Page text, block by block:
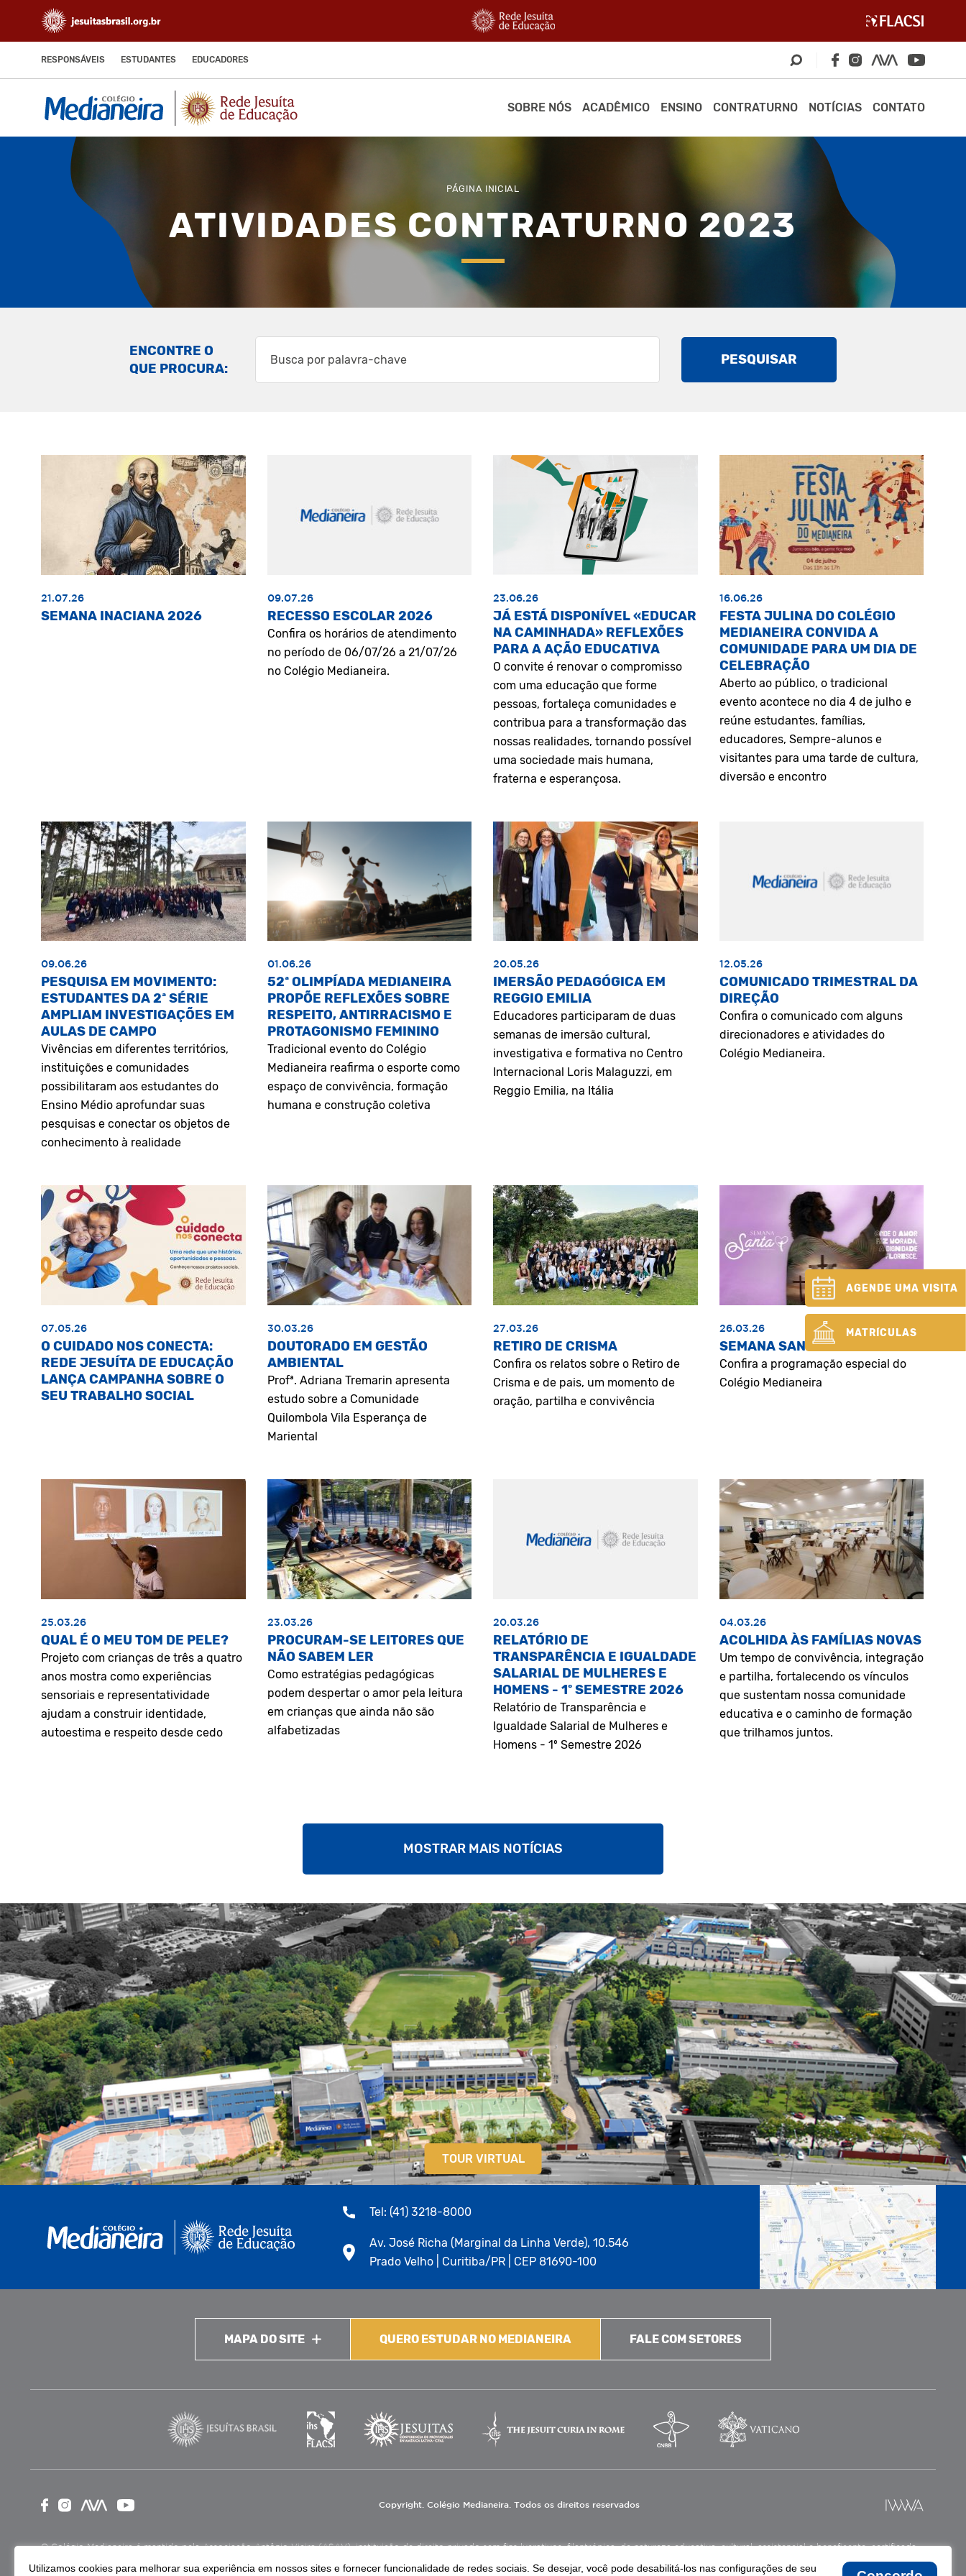
RESPONSÁVEIS ESTUDANTES EDUCADORES
SOBRE NÓS ACADÊMICO ENSINO CONTRATURNO NOTÍCIAS CONTATO
PÁGINA INICIAL
ATIVIDADES CONTRATURNO 2023
ENCONTRE O
QUE PROCURA:
PESQUISAR
21.07.26
SEMANA INACIANA 2026
09.07.26
RECESSO ESCOLAR 2026
Confira os horários de atendimento
no período de 06/07/26 a 21/07/26
no Colégio Medianeira.
23.06.26
JÁ ESTÁ DISPONÍVEL «EDUCAR
NA CAMINHADA» REFLEXÕES
PARA A AÇÃO EDUCATIVA
O convite é renovar o compromisso
com uma educação que forme
pessoas, fortaleça comunidades e
contribua para a transformação das
nossas realidades, tornando possível
uma sociedade mais humana,
fraterna e esperançosa.
16.06.26
FESTA JULINA DO COLÉGIO
MEDIANEIRA CONVIDA A
COMUNIDADE PARA UM DIA DE
CELEBRAÇÃO
Aberto ao público, o tradicional
evento acontece no dia 4 de julho e
reúne estudantes, famílias,
educadores, Sempre-alunos e
visitantes para uma tarde de cultura,
diversão e encontro
09.06.26
PESQUISA EM MOVIMENTO:
ESTUDANTES DA 2ª SÉRIE
AMPLIAM INVESTIGAÇÕES EM
AULAS DE CAMPO
Vivências em diferentes territórios,
instituições e comunidades
possibilitaram aos estudantes do
Ensino Médio aprofundar suas
pesquisas e conectar os objetos de
conhecimento à realidade
01.06.26
52ª OLIMPÍADA MEDIANEIRA
PROPÕE REFLEXÕES SOBRE
RESPEITO, ANTIRRACISMO E
PROTAGONISMO FEMININO
Tradicional evento do Colégio
Medianeira reafirma o esporte como
espaço de convivência, formação
humana e construção coletiva
20.05.26
IMERSÃO PEDAGÓGICA EM
REGGIO EMILIA
Educadores participaram de duas
semanas de imersão cultural,
investigativa e formativa no Centro
Internacional Loris Malaguzzi, em
Reggio Emilia, na Itália
12.05.26
COMUNICADO TRIMESTRAL DA
DIREÇÃO
Confira o comunicado com alguns
direcionadores e atividades do
Colégio Medianeira.
07.05.26
O CUIDADO NOS CONECTA:
REDE JESUÍTA DE EDUCAÇÃO
LANÇA CAMPANHA SOBRE O
SEU TRABALHO SOCIAL
30.03.26
DOUTORADO EM GESTÃO
AMBIENTAL
Profª. Adriana Tremarin apresenta
estudo sobre a Comunidade
Quilombola Vila Esperança de
Mariental
27.03.26
RETIRO DE CRISMA
Confira os relatos sobre o Retiro de
Crisma e de pais, um momento de
oração, partilha e convivência
26.03.26
SEMANA SANTA
Confira a programação especial do
Colégio Medianeira
25.03.26
QUAL É O MEU TOM DE PELE?
Projeto com crianças de três a quatro
anos mostra como experiências
sensoriais e representatividade
ajudam a construir identidade,
autoestima e respeito desde cedo
23.03.26
PROCURAM-SE LEITORES QUE
NÃO SABEM LER
Como estratégias pedagógicas
podem despertar o amor pela leitura
em crianças que ainda não são
alfabetizadas
20.03.26
RELATÓRIO DE
TRANSPARÊNCIA E IGUALDADE
SALARIAL DE MULHERES E
HOMENS - 1º SEMESTRE 2026
Relatório de Transparência e
Igualdade Salarial de Mulheres e
Homens - 1º Semestre 2026
04.03.26
ACOLHIDA ÀS FAMÍLIAS NOVAS
Um tempo de convivência, integração
e partilha, fortalecendo os vínculos
que sustentam nossa comunidade
educativa e o caminho de formação
que trilhamos juntos.
MOSTRAR MAIS NOTÍCIAS
AGENDE UMA VISITA
MATRÍCULAS
TOUR VIRTUAL
Tel: (41) 3218-8000
Av. José Richa (Marginal da Linha Verde), 10.546
Prado Velho | Curitiba/PR | CEP 81690-100
MAPA DO SITE QUERO ESTUDAR NO MEDIANEIRA FALE COM SETORES
Copyright. Colégio Medianeira. Todos os direitos reservados
O Colégio Medianeira é mantido pela Associação Antônio Vieira (ASAV), instituição de direito privado sem fins lucrativos, filantrópica, de natureza educativa, cultural, assistencial e beneficente, certificada
Utilizamos cookies para melhorar sua experiência em nossos sites e fornecer funcionalidade de redes sociais. Se desejar, você pode desabilitá-los nas configurações de seu